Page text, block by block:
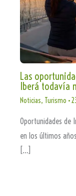
Las
Iberá todavía
Noticias, Turismo •
Oportunidades de
en los últimos
[…]